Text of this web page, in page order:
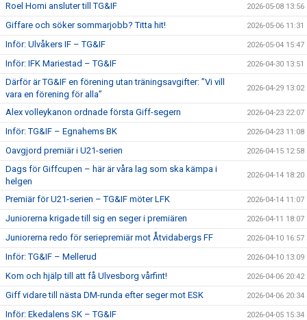
Roel Homi ansluter till TG&IF 2026-05-08 13:56
Giffare och söker sommarjobb? Titta hit! 2026-05-06 11:31
Inför: Ulvåkers IF – TG&IF 2026-05-04 15:47
Inför: IFK Mariestad – TG&IF 2026-04-30 13:51
Därför är TG&IF en förening utan träningsavgifter: ”Vi vill
vara en förening för alla”
2026-04-29 13:02
Alex volleykanon ordnade första Giff-segern 2026-04-23 22:07
Inför: TG&IF – Egnahems BK 2026-04-23 11:08
Oavgjord premiär i U21-serien 2026-04-15 12:58
Dags för Giffcupen – här är våra lag som ska kämpa i
helgen
2026-04-14 18:20
Premiär för U21-serien – TG&IF möter LFK 2026-04-14 11:07
Juniorerna krigade till sig en seger i premiären 2026-04-11 18:07
Juniorerna redo för seriepremiär mot Åtvidabergs FF 2026-04-10 16:57
Inför: TG&IF – Mellerud 2026-04-10 13:09
Kom och hjälp till att få Ulvesborg vårfint! 2026-04-06 20:42
Giff vidare till nästa DM-runda efter seger mot ESK 2026-04-06 20:34
Inför: Ekedalens SK – TG&IF 2026-04-05 15:34